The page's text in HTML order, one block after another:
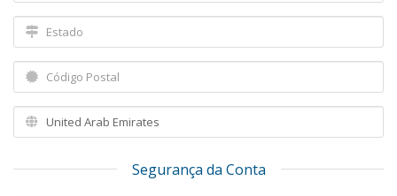
Segurança da Conta